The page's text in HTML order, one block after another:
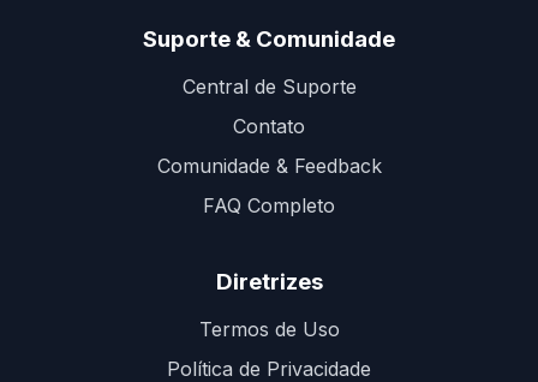
Suporte & Comunidade
Central de Suporte
Contato
Comunidade & Feedback
FAQ Completo
Diretrizes
Termos de Uso
Política de Privacidade